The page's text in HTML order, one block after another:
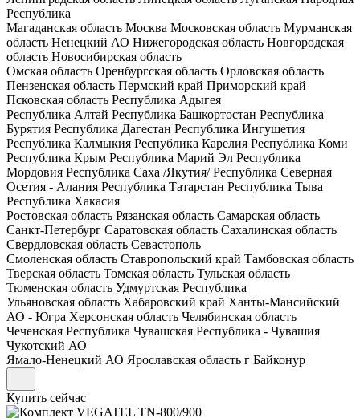
Республика
Магаданская область Москва Московская область Мурманская
область Ненецкий АО Нижегородская область Новгородская
область Новосибирская область
Омская область Оренбургская область Орловская область
Пензенская область Пермский край Приморский край
Псковская область Республика Адыгея
Республика Алтай Республика Башкортостан Республика
Бурятия Республика Дагестан Республика Ингушетия
Республика Калмыкия Республика Карелия Республика Коми
Республика Крым Республика Марий Эл Республика
Мордовия Республика Саха /Якутия/Республика Северная
Осетия - Алания Республика Татарстан Республика Тыва
Республика Хакасия
Ростовская область Рязанская область Самарская область
Санкт-Петербург Саратовская область Сахалинская область
Свердловская область Севастополь
Смоленская область Ставропольский край Тамбовская область
Тверская область Томская область Тульская область
Тюменская область Удмуртская Республика
Ульяновская область Хабаровский край Ханты-Мансийский
АО - Югра Херсонская область Челябинская область
Чеченская Республика Чувашская Республика - Чувашия
Чукотский АО
Ямало-Ненецкий АО Ярославская область г Байконур
Купить сейчас